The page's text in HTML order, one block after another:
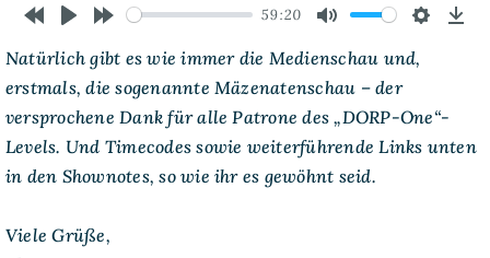
10s
10s
59:20
Natürlich gibt es wie immer die Medienschau und,
erstmals, die sogenannte Mäzenatenschau – der
versprochene Dank für alle Patrone des „DORP-One“-
Levels. Und Timecodes sowie weiterführende Links unten
in den Shownotes, so wie ihr es gewöhnt seid.
Viele Grüße,